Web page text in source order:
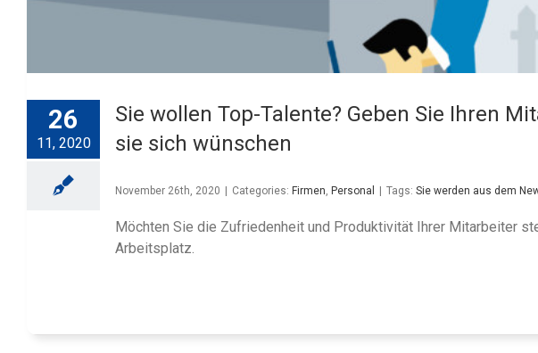
26
11, 2020
Sie wollen Top-Talente? Geben Sie Ihren
sie sich wünschen
November 26th, 2020 | Categories: Firmen, Personal | Tags: Sie werden aus dem
Möchten Sie die Zufriedenheit und Produktivität Ihrer Mitarbeiter
Arbeitsplatz.